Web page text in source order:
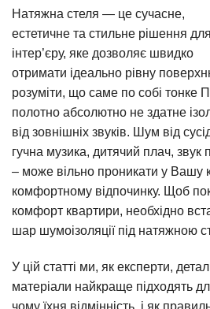
Натяжна стеля — це сучасне,
естетичне та стильне рішення для
інтер’єру, яке дозволяє швидко
отримати ідеально рівну
розуміти, що саме по собі тонке
полотно абсолютно не здатне
від зовнішніх звуків. Шум від
гучна музика, дитячий плач,
– може вільно проникати у Вашу
комфортному відпочинку. Щоб
комфорт квартири, необхідно
шар шумоізоляції під натяжною
У цій статті ми, як експерти,
матеріали найкраще підходять
чому їхня відмінність, і як